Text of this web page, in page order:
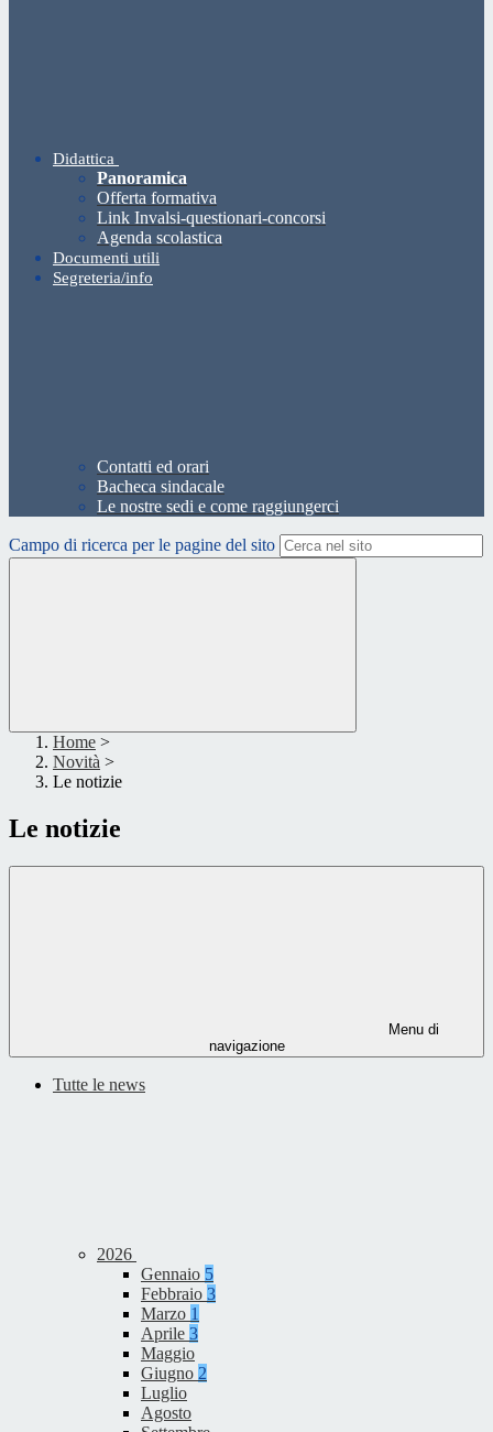
Didattica
Panoramica
Offerta formativa
Link Invalsi-questionari-concorsi
Agenda scolastica
Documenti utili
Segreteria/info
Contatti ed orari
Bacheca sindacale
Le nostre sedi e come raggiungerci
Campo di ricerca per le pagine del sito
Home >
Novità >
Le notizie
Le notizie
Menu di
navigazione
Tutte le news
2026
Gennaio 5
Febbraio 3
Marzo 1
Aprile 3
Maggio
Giugno 2
Luglio
Agosto